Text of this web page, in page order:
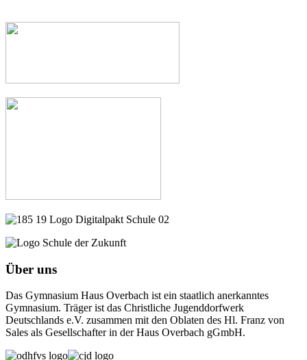
Über uns
Das Gymnasium Haus Overbach ist ein staatlich anerkanntes
Gymnasium. Träger ist das Christliche Jugenddorfwerk
Deutschlands e.V. zusammen mit den Oblaten des Hl. Franz von
Sales als Gesellschafter in der Haus Overbach gGmbH.